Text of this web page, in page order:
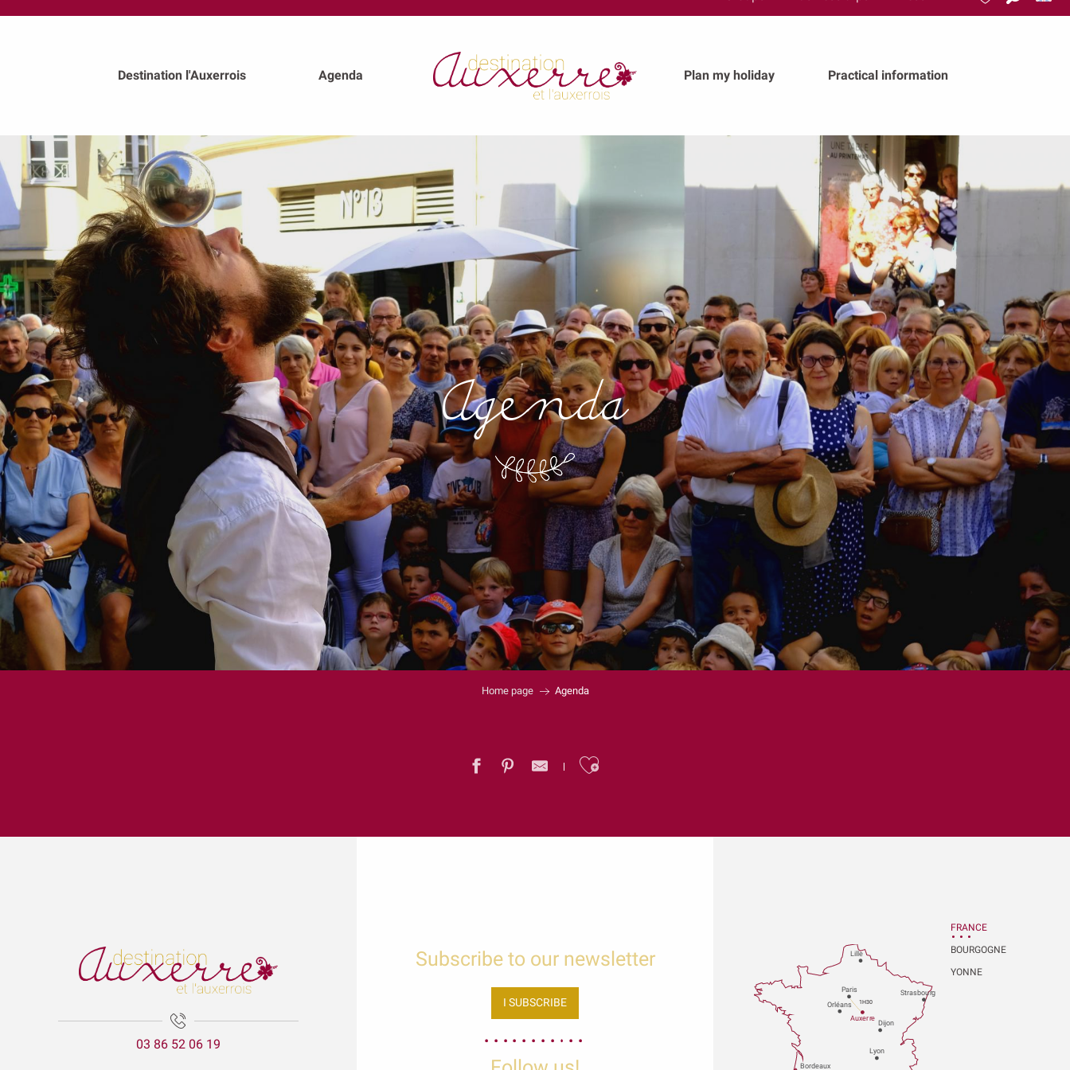
Search
Destination l'Auxerrois Agenda Plan my holiday Practical information
Agenda
Home page Agenda
Ajouter aux favoris
Balade gourmande | Vélo & Saveurs | 7 produits régionaux
Exposition Raymond RIOTTE
ÉNIGME EN FAMILLE | DÉCOUVREZ AUXERRE !
Exposition Sculptures au jardin
Marguerite - les petites vaches de Belin
03 86 52 06 19
Subscribe to our newsletter
I SUBSCRIBE
Paris
Dijon
Orléans
Bordeaux
Lyon
Auxerre
Strasbourg
Lille
1H30
FRANCE
BOURGOGNE
YONNE